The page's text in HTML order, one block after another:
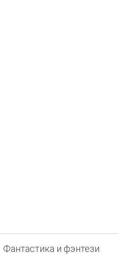
Фантастика и фэнтези